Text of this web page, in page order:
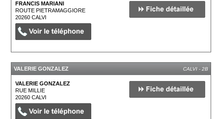
FRANCIS MARIANI
ROUTE PIETRAMAGGIORE
20260CALVI
VALERIE GONZALEZ CALVI - 2B
VALERIE GONZALEZ
RUE MILLIE
20260CALVI